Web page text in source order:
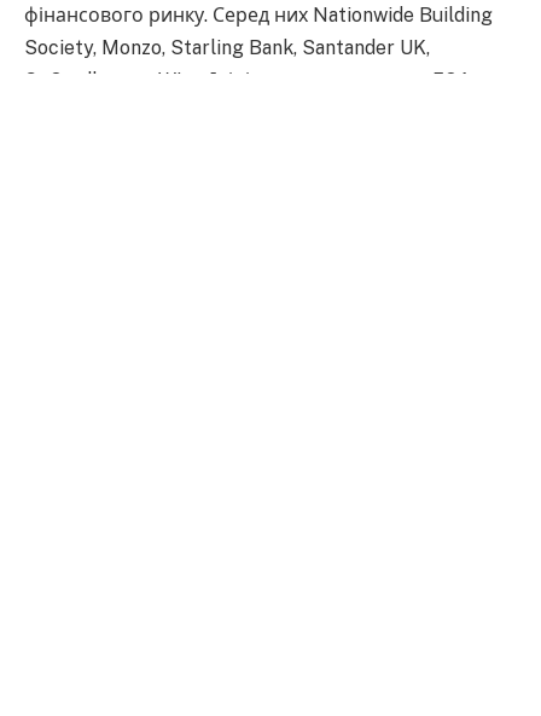
фінансового ринку. Серед них Nationwide Building
Society, Monzo, Starling Bank, Santander UK,
GoCardless та Wise. Ініціатива регулюється FCA та